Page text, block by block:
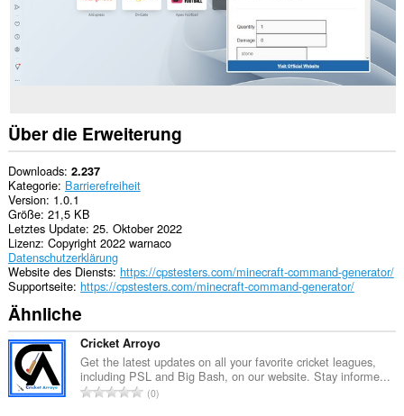
Über die Erweiterung
Downloads 2.237
Kategorie Barrierefreiheit
Version 1.0.1
Größe 21,5 KB
Letztes Update 25. Oktober 2022
Lizenz Copyright 2022 warnaco
Datenschutzerklärung
Website des Diensts https://cpstesters.com/minecraft-command-generator/
Supportseite https://cpstesters.com/minecraft-command-generator/
Ähnliche
Cricket Arroyo
Get the latest updates on all your favorite cricket leagues,
including PSL and Big Bash, on our website. Stay informe...
G0